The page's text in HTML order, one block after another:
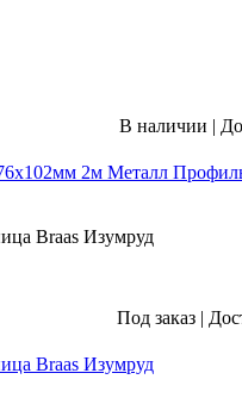
В наличии |
2м Металл
Braas Изумруд
Под заказ |
Braas Изумруд